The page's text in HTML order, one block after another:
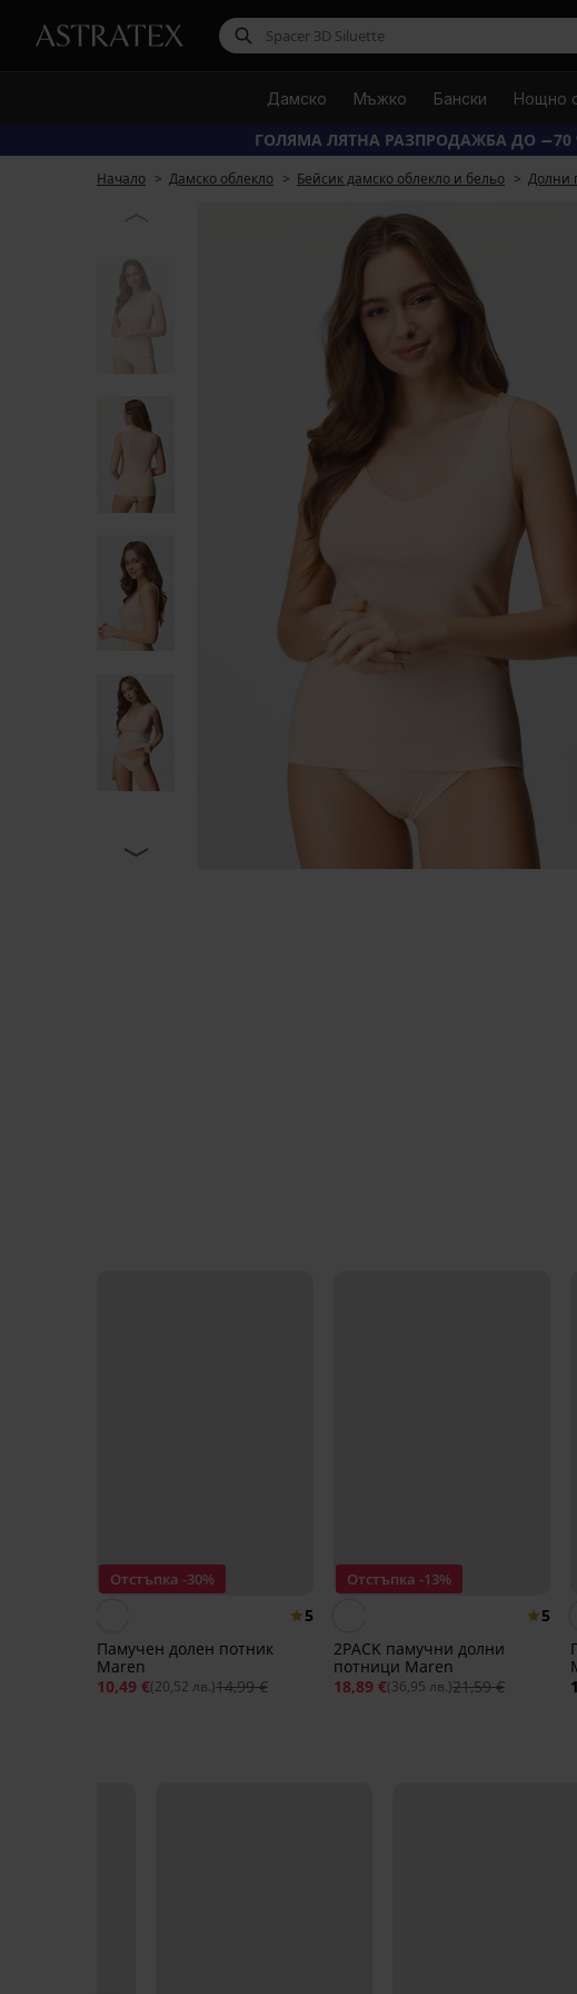
Дамско Мъжко Бански Нощно
ГОЛЯМА ЛЯТНА РАЗПРОДАЖБА ДО −70
Начало Дамско облекло Бейсик дамско облекло и бельо Долни
Отстъпка -30%
5
Памучен долен потник
Maren
10,49 €(20,52 лв.)14,99 €
Отстъпка -13%
5
2PACK памучни долни
потници Maren
18,89 €(36,95 лв.)21,59 €